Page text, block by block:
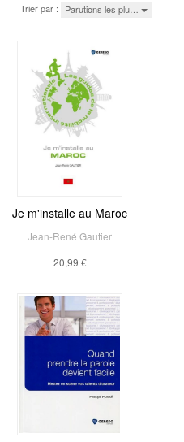
Trier par : Parutions les plu…
Je m'installe au Maroc
Jean-René Gautier
20,99 €